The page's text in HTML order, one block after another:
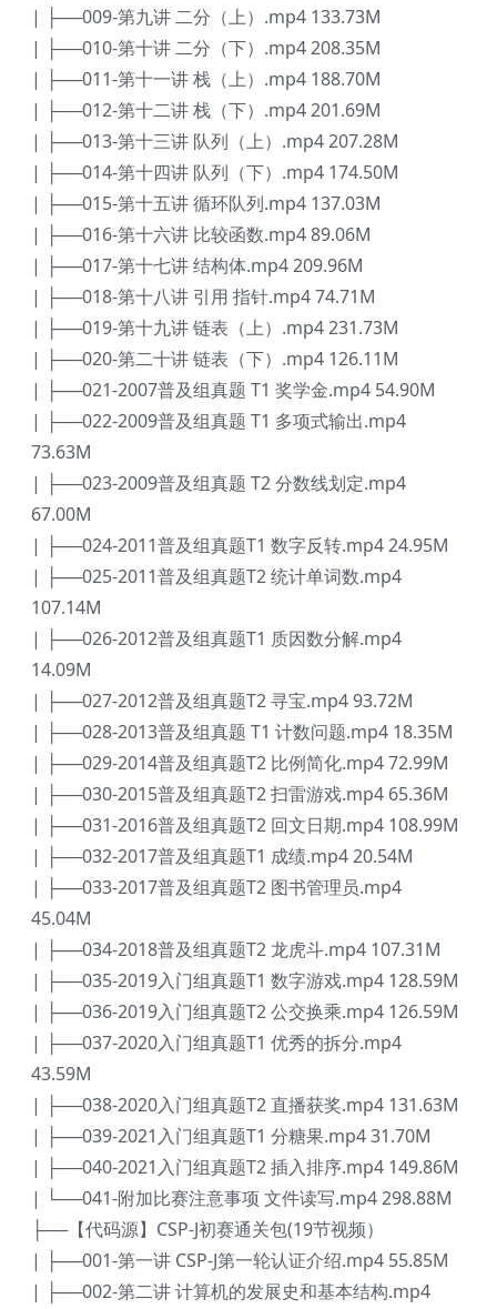
| ├──009-第九讲 二分（上）.mp4 133.73M
| ├──010-第十讲 二分（下）.mp4 208.35M
| ├──011-第十一讲 栈（上）.mp4 188.70M
| ├──012-第十二讲 栈（下）.mp4 201.69M
| ├──013-第十三讲 队列（上）.mp4 207.28M
| ├──014-第十四讲 队列（下）.mp4 174.50M
| ├──015-第十五讲 循环队列.mp4 137.03M
| ├──016-第十六讲 比较函数.mp4 89.06M
| ├──017-第十七讲 结构体.mp4 209.96M
| ├──018-第十八讲 引用 指针.mp4 74.71M
| ├──019-第十九讲 链表（上）.mp4 231.73M
| ├──020-第二十讲 链表（下）.mp4 126.11M
| ├──021-2007普及组真题 T1 奖学金.mp4 54.90M
| ├──022-2009普及组真题 T1 多项式输出.mp4
73.63M
| ├──023-2009普及组真题 T2 分数线划定.mp4
67.00M
| ├──024-2011普及组真题T1 数字反转.mp4 24.95M
| ├──025-2011普及组真题T2 统计单词数.mp4
107.14M
| ├──026-2012普及组真题T1 质因数分解.mp4
14.09M
| ├──027-2012普及组真题T2 寻宝.mp4 93.72M
| ├──028-2013普及组真题 T1 计数问题.mp4 18.35M
| ├──029-2014普及组真题T2 比例简化.mp4 72.99M
| ├──030-2015普及组真题T2 扫雷游戏.mp4 65.36M
| ├──031-2016普及组真题T2 回文日期.mp4 108.99M
| ├──032-2017普及组真题T1 成绩.mp4 20.54M
| ├──033-2017普及组真题T2 图书管理员.mp4
45.04M
| ├──034-2018普及组真题T2 龙虎斗.mp4 107.31M
| ├──035-2019入门组真题T1 数字游戏.mp4 128.59M
| ├──036-2019入门组真题T2 公交换乘.mp4 126.59M
| ├──037-2020入门组真题T1 优秀的拆分.mp4
43.59M
| ├──038-2020入门组真题T2 直播获奖.mp4 131.63M
| ├──039-2021入门组真题T1 分糖果.mp4 31.70M
| ├──040-2021入门组真题T2 插入排序.mp4 149.86M
| └──041-附加比赛注意事项 文件读写.mp4 298.88M
├──【代码源】CSP-J初赛通关包(19节视频）
| ├──001-第一讲 CSP-J第一轮认证介绍.mp4 55.85M
| ├──002-第二讲 计算机的发展史和基本结构.mp4